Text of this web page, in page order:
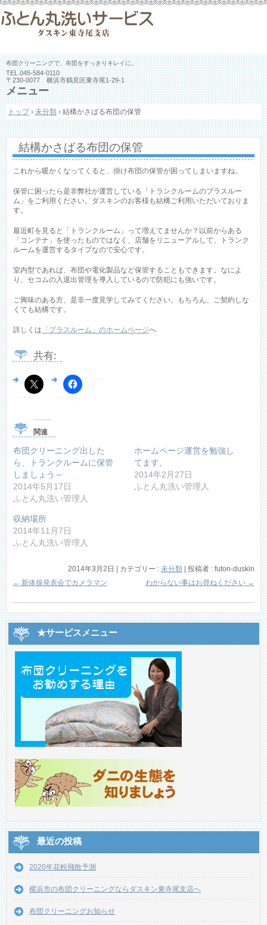
布団クリーニングで、布団をすっきりキレイに。
TEL. 045-584-0110
〒230-0077 横浜市鶴見区東寺尾1-29-1
メニュー
ン
へ
トップ › 未分類 › 結構かさばる布団の保管
結構かさばる布団の保管
これから暖かくなってくると、掛け布団の保管が困ってしまいますね。
保管に困ったら是非弊社が運営している「トランクルームのプラスルー
ム」をご利用ください。ダスキンのお客様も結構ご利用いただいておりま
す。
最近町を見ると「トランクルーム」って増えてませんか？以前からある
「コンテナ」を使ったものではなく、店舗をリニューアルして、トランク
ルームを運営するタイプなので安心です。
室内型であれば、布団や電化製品など保管することもできます。なによ
り、セコムの入退出管理を導入しているので防犯にも強いです。
ご興味のある方、是非一度見学してみてください。もちろん、ご契約しな
くても結構です。
詳しくは 「プラスルーム」のホームページへ
共有:
関連
布団クリーニング出した
ら、トランクルームに保管
しましょう～
2014年5月17日
ふとん丸洗い管理人
ホームページ運営を勉強し
てます。
2014年2月27日
ふとん丸洗い管理人
収納場所
2014年11月7日
ふとん丸洗い管理人
2014年3月2日 カテゴリー : 未分類
投稿者 : futon-duskin
← 新体操発表会でカメラマン わからない事はお尋ねください →
★サービスメニュー
最近の投稿
2020年花粉飛散予測
横浜市の布団クリーニングならダスキン東寺尾支店へ
布団クリーニングお知らせ